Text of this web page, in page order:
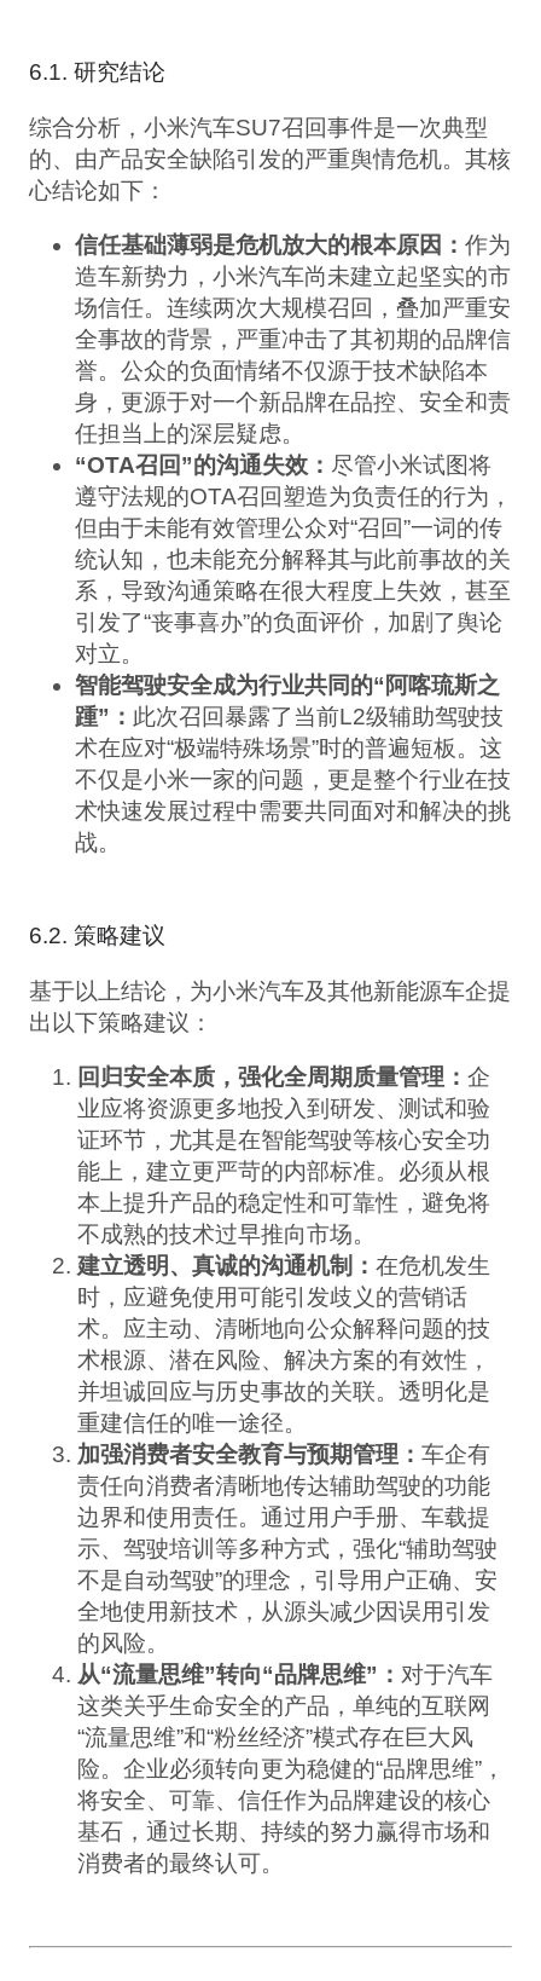
6.1. 研究结论
综合分析，小米汽车SU7召回事件是一次典型
的、由产品安全缺陷引发的严重舆情危机。其核
心结论如下：
信任基础薄弱是危机放大的根本原因：作为
造车新势力，小米汽车尚未建立起坚实的市
场信任。连续两次大规模召回，叠加严重安
全事故的背景，严重冲击了其初期的品牌信
誉。公众的负面情绪不仅源于技术缺陷本
身，更源于对一个新品牌在品控、安全和责
任担当上的深层疑虑。
“OTA召回”的沟通失效： 尽管小米试图将
遵守法规的OTA召回塑造为负责任的行为，
但由于未能有效管理公众对“召回”一词的传
统认知，也未能充分解释其与此前事故的关
系，导致沟通策略在很大程度上失效，甚至
引发了“丧事喜办”的负面评价，加剧了舆论
对立。
智能驾驶安全成为行业共同的“阿喀琉斯之
踵”： 此次召回暴露了当前L2级辅助驾驶技
术在应对“极端特殊场景”时的普遍短板。这
不仅是小米一家的问题，更是整个行业在技
术快速发展过程中需要共同面对和解决的挑
战。
6.2. 策略建议
基于以上结论，为小米汽车及其他新能源车企提
出以下策略建议：
回归安全本质，强化全周期质量管理： 企
业应将资源更多地投入到研发、测试和验
证环节，尤其是在智能驾驶等核心安全功
能上，建立更严苛的内部标准。必须从根
本上提升产品的稳定性和可靠性，避免将
不成熟的技术过早推向市场。
建立透明、真诚的沟通机制： 在危机发生
时，应避免使用可能引发歧义的营销话
术。应主动、清晰地向公众解释问题的技
术根源、潜在风险、解决方案的有效性，
并坦诚回应与历史事故的关联。透明化是
重建信任的唯一途径。
加强消费者安全教育与预期管理： 车企有
责任向消费者清晰地传达辅助驾驶的功能
边界和使用责任。通过用户手册、车载提
示、驾驶培训等多种方式，强化“辅助驾驶
不是自动驾驶”的理念，引导用户正确、安
全地使用新技术，从源头减少因误用引发
的风险。
从“流量思维”转向“品牌思维”： 对于汽车
这类关乎生命安全的产品，单纯的互联网
“流量思维”和“粉丝经济”模式存在巨大风
险。企业必须转向更为稳健的“品牌思维”，
将安全、可靠、信任作为品牌建设的核心
基石，通过长期、持续的努力赢得市场和
消费者的最终认可。